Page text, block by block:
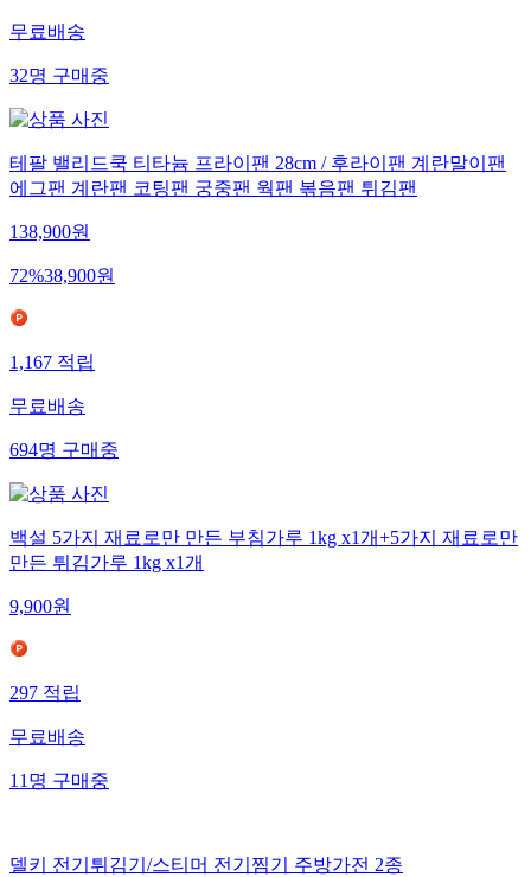
무료배송
32명 구매중
테팔 밸리드쿡 티타늄 프라이팬 28cm / 후라이팬 계란말이팬
에그팬 계란팬 코팅팬 궁중팬 웍팬 볶음팬 튀김팬
138,900원
72%38,900원
1,167 적립
무료배송
694명 구매중
백설 5가지 재료로만 만든 부침가루 1kg x1개+5가지 재료로만
만든 튀김가루 1kg x1개
9,900원
297 적립
무료배송
11 명 구매중
델키 전기튀김기/스티머 전기찜기 주방가전 2종